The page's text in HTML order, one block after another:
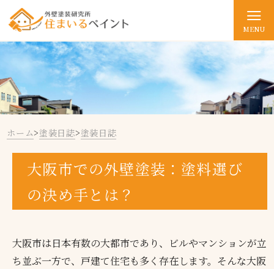
MENU
ホーム>塗装日誌>塗装日誌
大阪市での外壁塗装：塗料選び
の決め手とは？
大阪市は日本有数の大都市であり、ビルやマンションが立
ち並ぶ一方で、戸建て住宅も多く存在します。そんな大阪